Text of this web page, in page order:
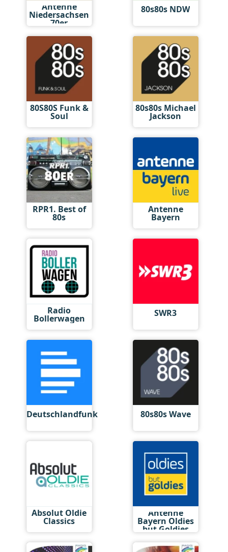
Antenne
Niedersachsen
70er
80s80s NDW
80S80S Funk &
Soul
80s80s Michael
Jackson
RPR1. Best of
80s
Antenne
Bayern
Radio
Bollerwagen SWR3
Deutschlandfunk 80s80s Wave
Absolut Oldie
Classics
Antenne
Bayern Oldies
but Goldies